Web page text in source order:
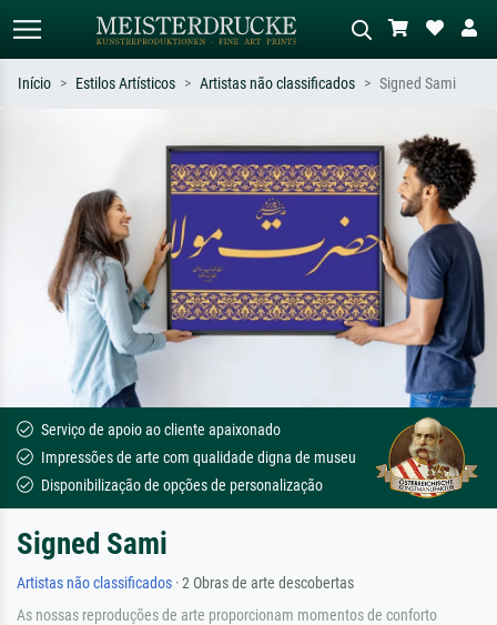
Pesquise por artista, título ou estilo –
ex: Monet, Noite Estrelada,
impressionismo, onda de Hokusai, nu.
Descreva a cena – ex: prado verde,
abstrato com muito vermelho, pintura
a óleo escura, nu em pé ao lado de
uma árvore.
Início Estilos Artísticos Artistas não classificados Signed Sami
Serviço de apoio ao cliente apaixonado
Impressões de arte com qualidade digna de museu
Disponibilização de opções de personalização
Signed Sami
Artistas não classificados · 2 Obras de arte descobertas
As nossas reproduções de arte proporcionam momentos de conforto